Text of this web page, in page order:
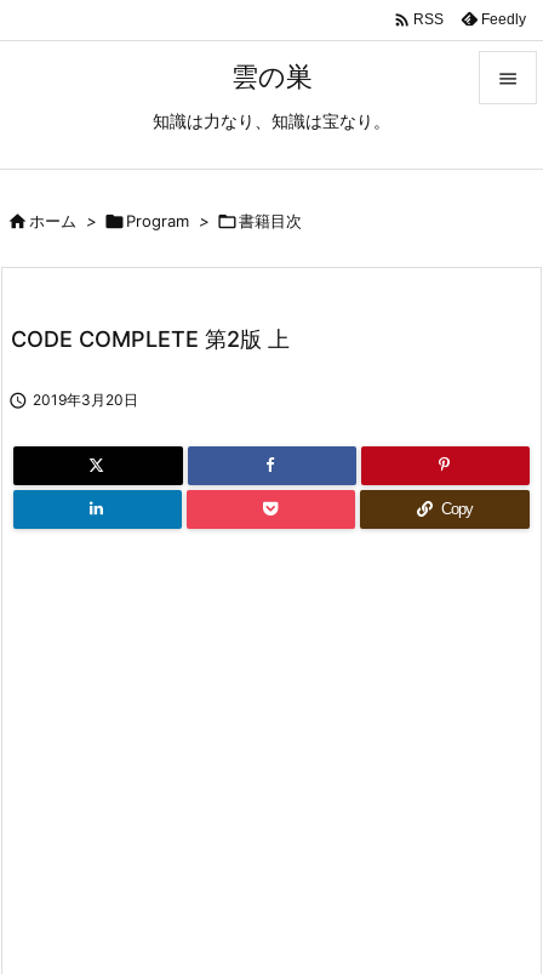
雲の巣
知識は力なり、知識は宝なり。

 RSS Feedly
ホーム > Program > 書籍目次
CODE COMPLETE 第2版 上
 2019年3月20日
Copy